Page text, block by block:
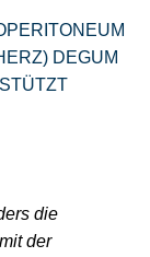
DEGUM
die
der